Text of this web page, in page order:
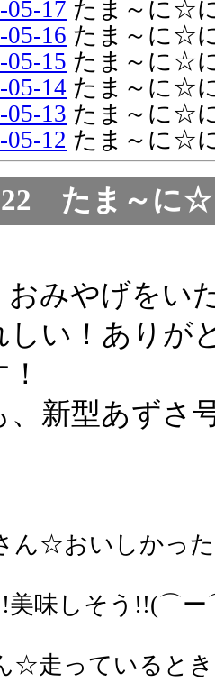
05-17 たま～に☆
05-16 たま～に☆
05-15 たま～に☆
05-14 たま～に☆
05-13 たま～に☆
05-12 たま～に☆
22 たま～に
おみやげをい
しい！ありが
、新型あずさ
ん☆おいしかった
美味しそう!!(⌒
☆走っていると